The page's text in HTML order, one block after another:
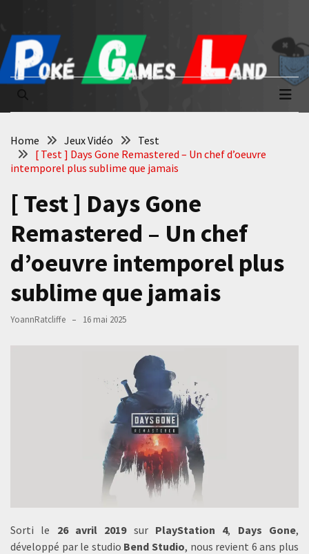
content
content
Poké Games
La passion du jeu vidéo
Home Jeux Vidéo
Test
[ Test ] Days Gone Remastered – Un chef d’oeuvre
intemporel plus sublime que jamais
[ Test ] Days Gone
Remastered – Un chef
d’oeuvre intemporel plus
sublime que jamais
YoannRatcliffe 16 mai 2025
Sorti le 26 avril 2019sur PlayStation 4, Days Gone,
développé par le studio Bend Studio, nous revient 6 ans plus